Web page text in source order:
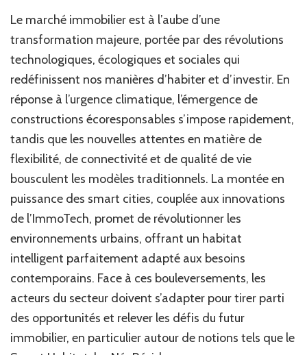
avec
Le marché immobilier est à l’aube d’une
transformation majeure, portée par des révolutions
technologiques, écologiques et sociales qui
redéfinissent nos manières d’habiter et d’investir. En
réponse à l’urgence climatique, l’émergence de
constructions écoresponsables s’impose rapidement,
tandis que les nouvelles attentes en matière de
flexibilité, de connectivité et de qualité de vie
bousculent les modèles traditionnels. La montée en
puissance des smart cities, couplée aux innovations
de l’ImmoTech, promet de révolutionner les
environnements urbains, offrant un habitat
intelligent parfaitement adapté aux besoins
contemporains. Face à ces bouleversements, les
acteurs du secteur doivent s’adapter pour tirer parti
des opportunités et relever les défis du futur
immobilier, en particulier autour de notions tels que le